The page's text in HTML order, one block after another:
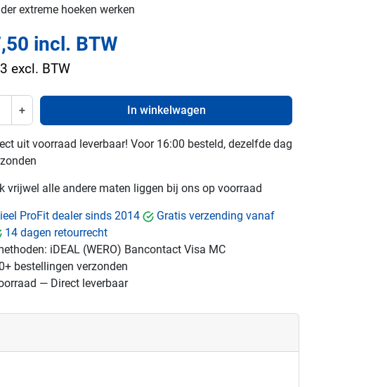
extreme hoeken werken
incl. BTW
excl. BTW
+ In winkelwagen
uit voorraad leverbaar! Voor 16:00 besteld, dezelfde dag
vrijwel alle andere maten liggen bij ons op voorraad
ProFit dealer sinds 2014
Gratis verzending vanaf
14 dagen retourrecht
iDEAL (WERO) Bancontact Visa MC
bestellingen verzonden
— Direct leverbaar